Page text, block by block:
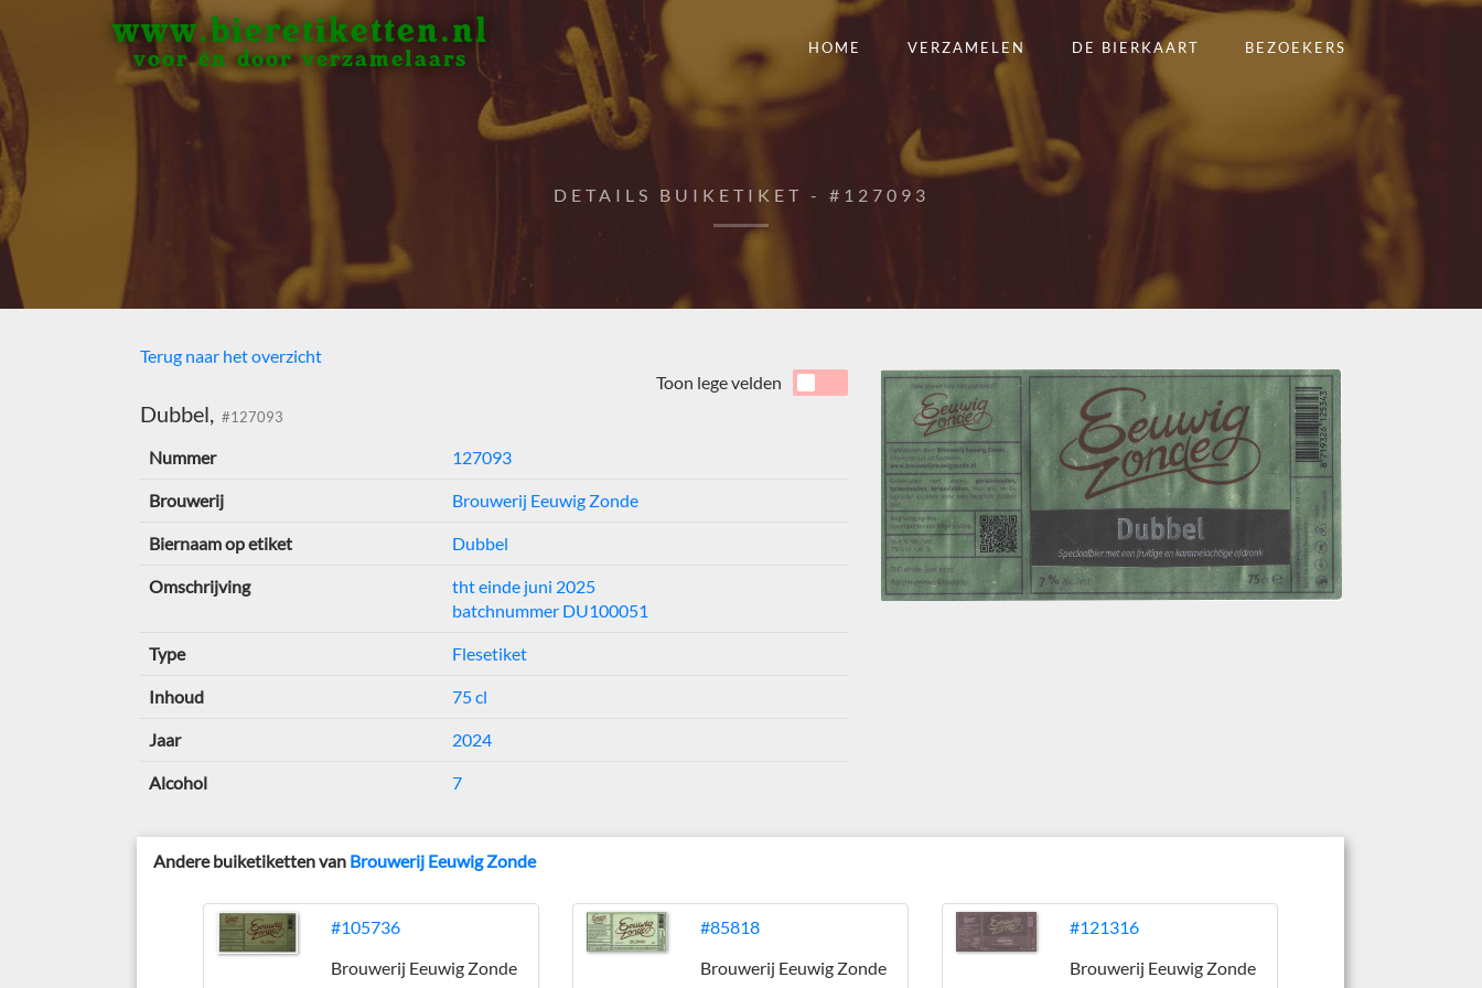
www.bieretiketten.nl
voor én door verzamelaars
HOME VERZAMELEN DE BIERKAART BEZOEKERS
DETAILS BUIKETIKET - #127093
Terug naar het overzicht
Dubbel, #127093
Toon lege velden
Nummer 127093
Brouwerij Brouwerij Eeuwig Zonde
Biernaam op etiket Dubbel
Omschrijving
tht einde juni 2025
batchnummer DU100051
Type Flesetiket
Inhoud 75 cl
Jaar 2024
Alcohol 7
Andere buiketiketten van Brouwerij Eeuwig Zonde
#105736
Brouwerij Eeuwig Zonde
#85818
Brouwerij Eeuwig Zonde
#121316
Brouwerij Eeuwig Zonde